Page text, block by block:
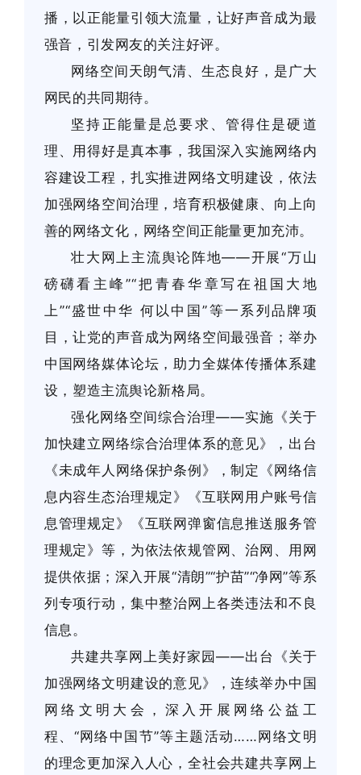
播，以正能量引领大流量，让好声音成为最
强音，引发网友的关注好评。
网络空间天朗气清、生态良好，是广大
网民的共同期待。
坚持正能量是总要求、管得住是硬道
理、用得好是真本事，我国深入实施网络内
容建设工程，扎实推进网络文明建设，依法
加强网络空间治理，培育积极健康、向上向
善的网络文化，网络空间正能量更加充沛。
壮大网上主流舆论阵地——开展“万山
磅礴看主峰”“把青春华章写在祖国大地
上”“盛世中华 何以中国”等一系列品牌项
目，让党的声音成为网络空间最强音；举办
中国网络媒体论坛，助力全媒体传播体系建
设，塑造主流舆论新格局。
强化网络空间综合治理——实施《关于
加快建立网络综合治理体系的意见》，出台
《未成年人网络保护条例》，制定《网络信
息内容生态治理规定》《互联网用户账号信
息管理规定》《互联网弹窗信息推送服务管
理规定》等，为依法依规管网、治网、用网
提供依据；深入开展“清朗”“护苗”“净网”等系
列专项行动，集中整治网上各类违法和不良
信息。
共建共享网上美好家园——出台《关于
加强网络文明建设的意见》，连续举办中国
网络文明大会，深入开展网络公益工
程、“网络中国节”等主题活动……网络文明
的理念更加深入人心，全社会共建共享网上